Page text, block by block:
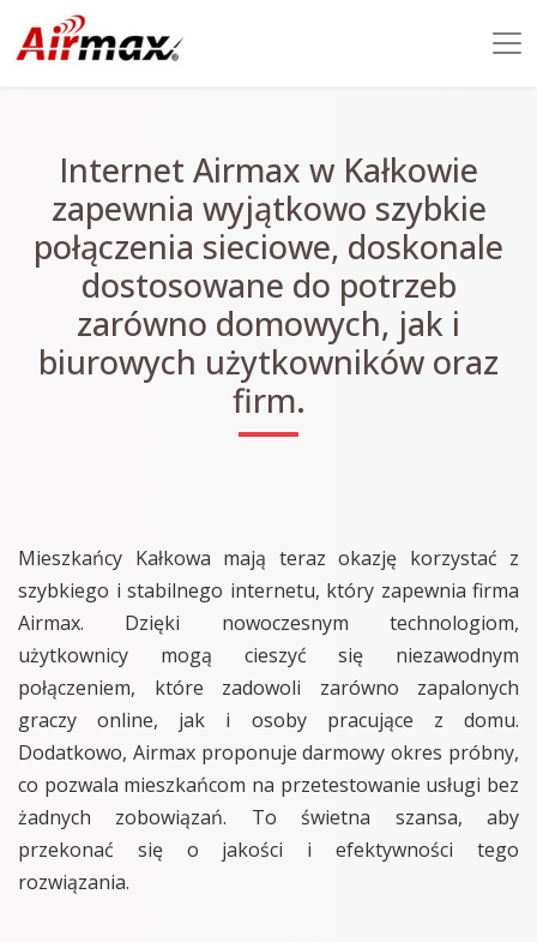
Internet Airmax w Kałkowie
zapewnia wyjątkowo szybkie
połączenia sieciowe, doskonale
dostosowane do potrzeb
zarówno domowych, jak i
biurowych użytkowników oraz
firm.
Mieszkańcy Kałkowa mają teraz okazję korzystać z
szybkiego i stabilnego internetu, który zapewnia firma
Airmax. Dzięki nowoczesnym technologiom,
użytkownicy mogą cieszyć się niezawodnym
połączeniem, które zadowoli zarówno zapalonych
graczy online, jak i osoby pracujące z domu.
Dodatkowo, Airmax proponuje darmowy okres próbny,
co pozwala mieszkańcom na przetestowanie usługi bez
żadnych zobowiązań. To świetna szansa, aby
przekonać się o jakości i efektywności tego
rozwiązania.